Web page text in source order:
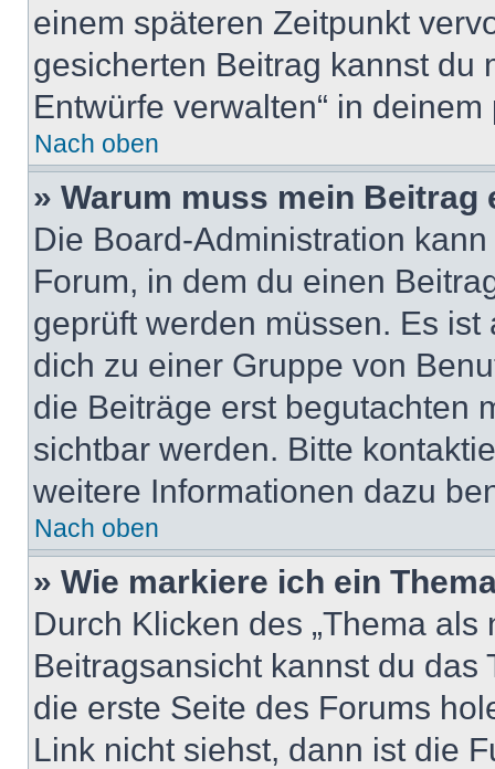
einem späteren Zeitpunkt
gesicherten Beitrag kannst du
Entwürfe verwalten“ in
Nach oben
» Warum muss mein
Die Board-Administration
Forum, in dem du einen
geprüft werden müssen. Es
dich zu einer Gruppe von
die Beiträge erst begutachten
sichtbar werden. Bitte
weitere Informationen dazu
Nach oben
» Wie markiere ich ein
Durch Klicken des „Thema
Beitragsansicht kannst du
die erste Seite des Forums
Link nicht siehst, dann ist die